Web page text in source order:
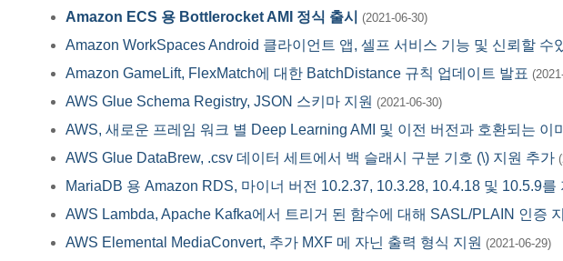
Amazon ECS 용 Bottlerocket AMI 정식 출시 (2021-06-30)
Amazon WorkSpaces Android 클라이언트 앱, 셀프 서비스 기능 및 신뢰할 수
Amazon GameLift, FlexMatch에 대한 BatchDistance 규칙 업데이트 발표
AWS Glue Schema Registry, JSON 스키마 지원 (2021-06-30)
AWS, 새로운 프레임 워크 별 Deep Learning AMI 및 이전 버전과 호환되는 이
AWS Glue DataBrew, .csv 데이터 세트에서 백 슬래시 구분 기호 (\) 지원 추가
MariaDB 용 Amazon RDS, 마이너 버전 10.2.37, 10.3.28, 10.4.18 및 10.5.9를
AWS Lambda, Apache Kafka에서 트리거 된 함수에 대해 SASL/PLAIN 인증
AWS Elemental MediaConvert, 추가 MXF 메 자닌 출력 형식 지원 (2021-06-29)